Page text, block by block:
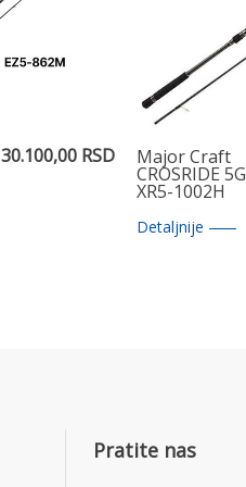
30.100,00 RSD Major Craft
CROSRIDE 5G
XR5-1002H
Detaljnije
Pratite nas